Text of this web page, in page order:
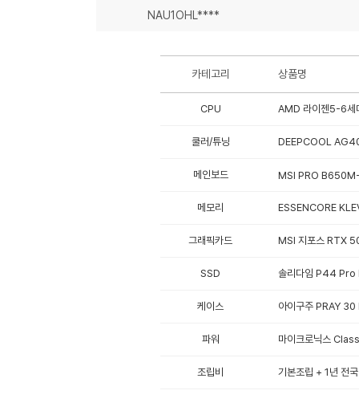
NAU1OHL****
카테고리 상품명
CPU AMD 라이젠5-6세
쿨러/튜닝 DEEPCOOL
메인보드 MSI PRO
메모리 ESSENCORE
그래픽카드 MSI 지포스 RTX
SSD 솔리다임 P44
케이스 아이구주 PRAY
파워 마이크로닉스
조립비 기본조립 + 1년 전